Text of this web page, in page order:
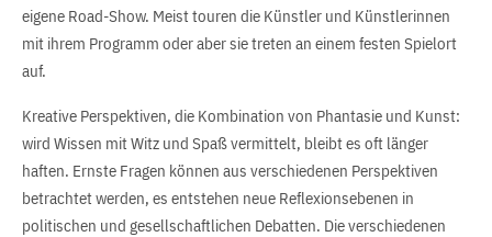
eigene Road-Show. Meist touren die Künstler und Künstlerinnen
mit ihrem Programm oder aber sie treten an einem festen Spielort
auf.
Kreative Perspektiven, die Kombination von Phantasie und Kunst:
wird Wissen mit Witz und Spaß vermittelt, bleibt es oft länger
haften. Ernste Fragen können aus verschiedenen Perspektiven
betrachtet werden, es entstehen neue Reflexionsebenen in
politischen und gesellschaftlichen Debatten. Die verschiedenen